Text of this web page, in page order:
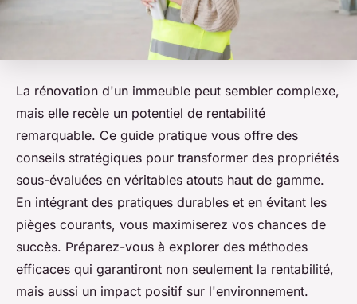
La rénovation d'un immeuble peut sembler complexe,
mais elle recèle un potentiel de rentabilité
remarquable. Ce guide pratique vous offre des
conseils stratégiques pour transformer des propriétés
sous-évaluées en véritables atouts haut de gamme.
En intégrant des pratiques durables et en évitant les
pièges courants, vous maximiserez vos chances de
succès. Préparez-vous à explorer des méthodes
efficaces qui garantiront non seulement la rentabilité,
mais aussi un impact positif sur l'environnement.